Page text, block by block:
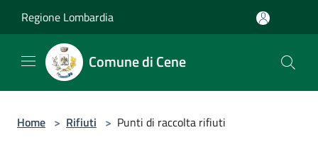
Regione Lombardia
Comune di Cene
Home > Rifiuti > Punti di raccolta rifiuti